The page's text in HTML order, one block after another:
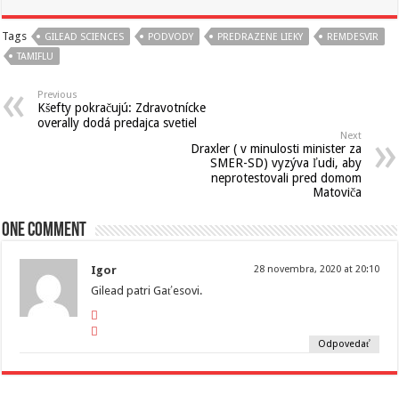
Tags GILEAD SCIENCES PODVODY PREDRAZENE LIEKY
REMDESVIR
TAMIFLU
Previous
Kšefty pokračujú: Zdravotnícke
overally dodá predajca svetiel
Next
Draxler ( v minulosti minister za
SMER-SD) vyzýva ľudi, aby
neprotestovali pred domom
Matoviča
One comment
Igor 28 novembra, 2020 at 20:10
Gilead patri Gaťesovi.
Odpovedať